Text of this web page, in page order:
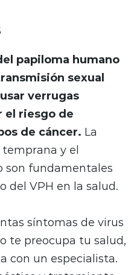
papiloma humano
sexual
verrugas
el riesgo de
de cáncer. La
y el
son fundamentales
del VPH en la salud.
síntomas de virus
te preocupa tu salud,
con un especialista.